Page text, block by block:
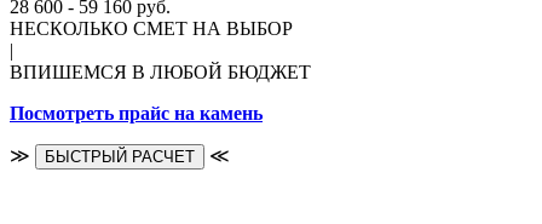
28 600 - 59 160 руб.
НЕСКОЛЬКО СМЕТ НА ВЫБОР
|
ВПИШЕМСЯ В ЛЮБОЙ БЮДЖЕТ
Посмотреть прайс на камень
≫ БЫСТРЫЙ РАСЧЕТ ≪